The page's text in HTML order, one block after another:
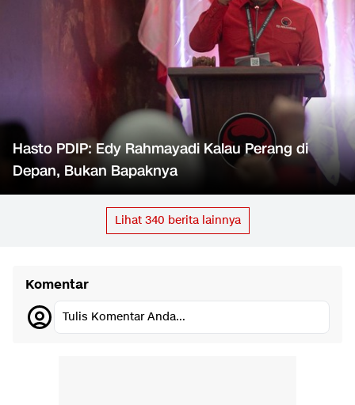
Hasto PDIP: Edy Rahmayadi Kalau Perang di
Depan, Bukan Bapaknya
Lihat 340 berita lainnya
Komentar
Tulis Komentar Anda...